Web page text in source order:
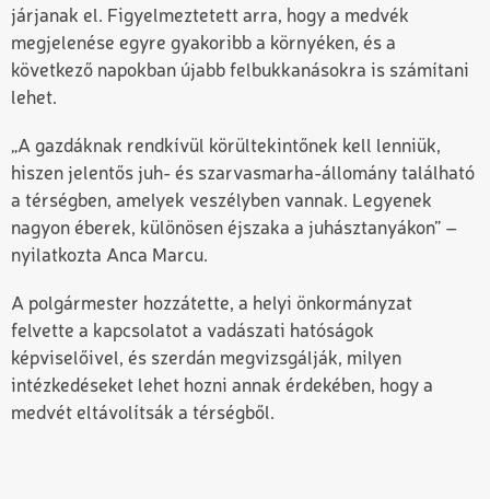
járjanak el. Figyelmeztetett arra, hogy a medvék
megjelenése egyre gyakoribb a környéken, és a
következő napokban újabb felbukkanásokra is számítani
lehet.
„A gazdáknak rendkívül körültekintőnek kell lenniük,
hiszen jelentős juh- és szarvasmarha-állomány található
a térségben, amelyek veszélyben vannak. Legyenek
nagyon éberek, különösen éjszaka a juhásztanyákon” –
nyilatkozta Anca Marcu.
A polgármester hozzátette, a helyi önkormányzat
felvette a kapcsolatot a vadászati hatóságok
képviselőivel, és szerdán megvizsgálják, milyen
intézkedéseket lehet hozni annak érdekében, hogy a
medvét eltávolítsák a térségből.